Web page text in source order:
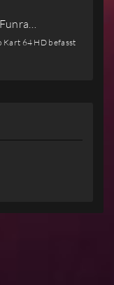
Kart 64 HD befasst